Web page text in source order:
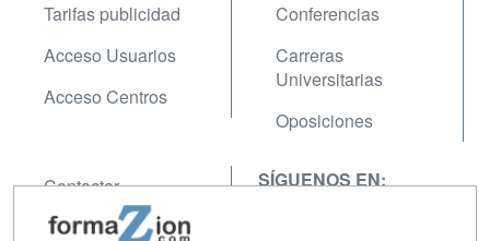
Tarifas publicidad
Acceso Usuarios
Acceso Centros
Conferencias
Carreras
Universitarias
Oposiciones
Contactar
Confidencialidad
SÍGUENOS EN: